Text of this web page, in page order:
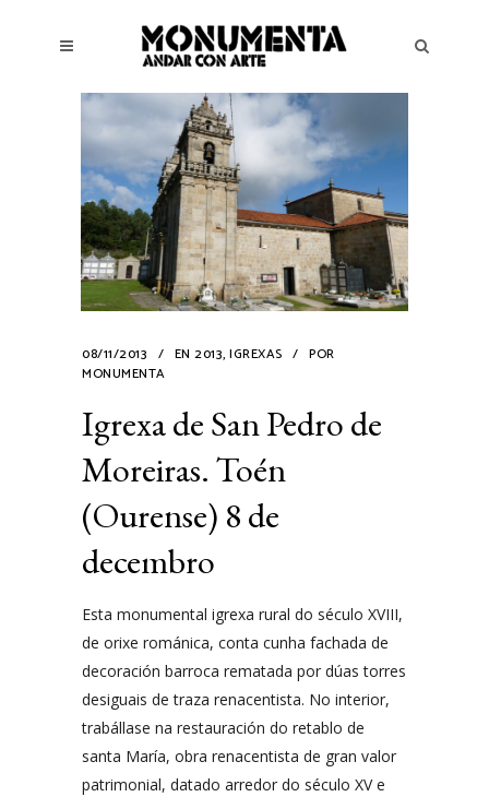
08/11/2013 EN 2013, IGREXAS
POR
MONUMENTA
Igrexa de San Pedro de
Moreiras. Toén
(Ourense) 8 de
decembro
Esta monumental igrexa rural do século XVIII,
de orixe románica, conta cunha fachada de
decoración barroca rematada por dúas torres
desiguais de traza renacentista. No interior,
trabállase na restauración do retablo de
santa María, obra renacentista de gran valor
patrimonial, datado arredor do século XV e